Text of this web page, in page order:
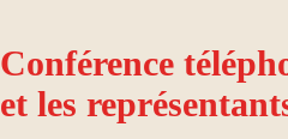
Conférence
et les